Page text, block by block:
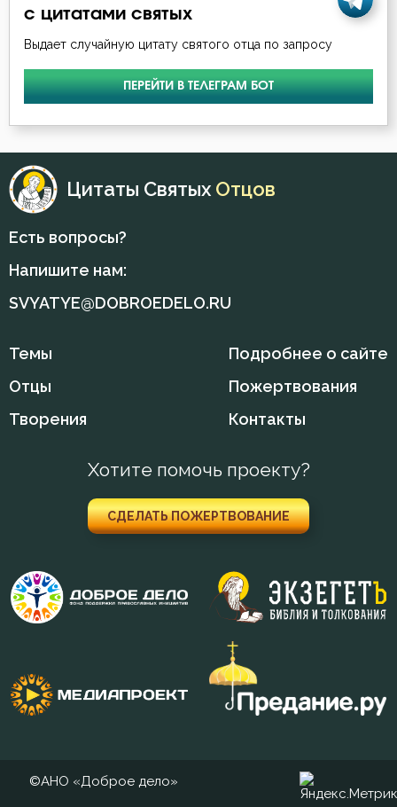
с цитатами святых
Выдает случайную цитату святого отца по запросу
ПЕРЕЙТИ В ТЕЛЕГРАМ БОТ
Цитаты Святых Отцов
Есть вопросы?
Напишите нам:
SVYATYE@DOBROEDELO.RU
Темы
Отцы
Творения
Подробнее о сайте
Пожертвования
Контакты
Хотите помочь проекту?
СДЕЛАТЬ ПОЖЕРТВОВАНИЕ
©АНО «Доброе дело»